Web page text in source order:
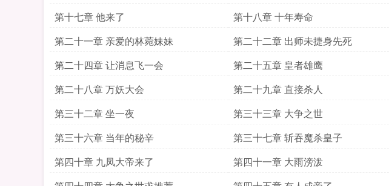
第十七章 他来了
第十八章 十年寿命
第二十一章 亲爱的林菀妹妹
第二十二章 出师未捷身先死
第二十四章 让消息飞一会
第二十五章 皇者雄鹰
第二十八章 万妖大会
第二十九章 直接杀人
第三十二章 坐一夜
第三十三章 大争之世
第三十六章 当年的秘辛
第三十七章 斩吞魔杀皇子
第四十章 九凤大帝来了
第四十一章 大雨滂泼